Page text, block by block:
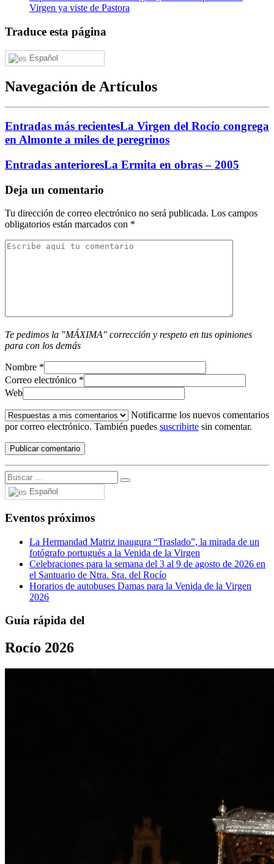
Virgen ya viste de Pastora
Traduce esta página
Español
Navegación de Artículos
Entradas más recientesLa Virgen del Rocío congrega
en Almonte a miles de peregrinos
Entradas anterioresLa Ermita en obras – 2005
Deja un comentario
Tu dirección de correo electrónico no será publicada. Los campos
obligatorios están marcados con *
Te pedimos la "MÁXIMA" corrección y respeto en tus opiniones
para con los demás
Nombre *
Correo electrónico *
Web
Notificarme los nuevos comentarios
por correo electrónico. También puedes suscribirte sin comentar.
Español
Eventos próximos
La Hermandad Matriz inaugura “Traslado”, la mirada de un
fotógrafo portugués a la Venida de la Virgen
Celebraciones para la semana del 3 al 9 de agosto de 2026 en
el Santuario de Ntra. Sra. del Rocío
Horarios de autobuses Damas para la Venida de la Virgen
2026
Guía rápida del
Rocío 2026